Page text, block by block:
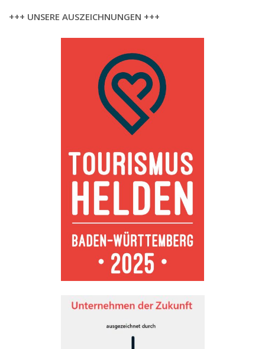
+++ UNSERE AUSZEICHNUNGEN +++